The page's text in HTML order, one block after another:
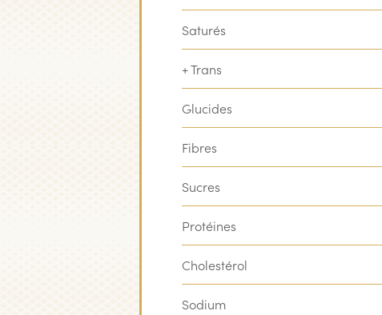
Saturés
+ Trans
Glucides
Fibres
Sucres
Protéines
Cholestérol
Sodium